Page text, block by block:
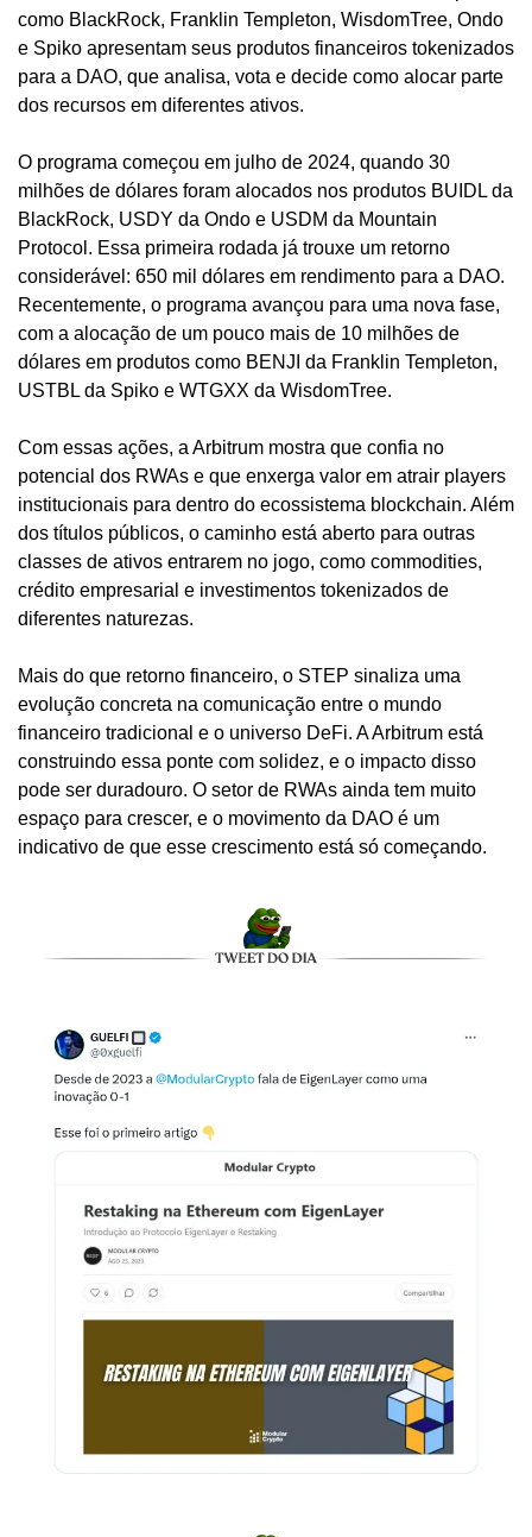
como BlackRock, Franklin Templeton, WisdomTree, Ondo
e Spiko apresentam seus produtos financeiros tokenizados
para a DAO, que analisa, vota e decide como alocar parte
dos recursos em diferentes ativos.
O programa começou em julho de 2024, quando 30
milhões de dólares foram alocados nos produtos BUIDL da
BlackRock, USDY da Ondo e USDM da Mountain
Protocol. Essa primeira rodada já trouxe um retorno
considerável: 650 mil dólares em rendimento para a DAO.
Recentemente, o programa avançou para uma nova fase,
com a alocação de um pouco mais de 10 milhões de
dólares em produtos como BENJI da Franklin Templeton,
USTBL da Spiko e WTGXX da WisdomTree.
Com essas ações, a Arbitrum mostra que confia no
potencial dos RWAs e que enxerga valor em atrair players
institucionais para dentro do ecossistema blockchain. Além
dos títulos públicos, o caminho está aberto para outras
classes de ativos entrarem no jogo, como commodities,
crédito empresarial e investimentos tokenizados de
diferentes naturezas.
Mais do que retorno financeiro, o STEP sinaliza uma
evolução concreta na comunicação entre o mundo
financeiro tradicional e o universo DeFi. A Arbitrum está
construindo essa ponte com solidez, e o impacto disso
pode ser duradouro. O setor de RWAs ainda tem muito
espaço para crescer, e o movimento da DAO é um
indicativo de que esse crescimento está só começando.